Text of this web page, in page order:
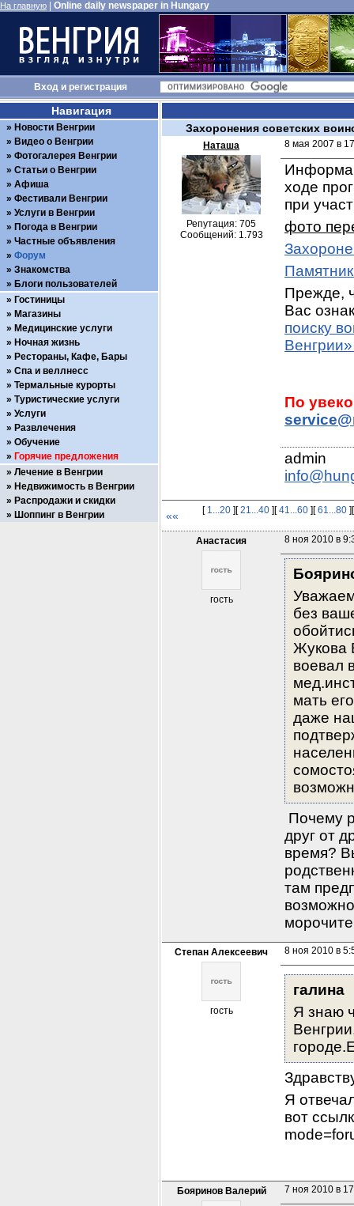
На главную Online daily newspaper in Hungary
Входи регистрация
Захоронения советских
Наташа
Репутация: 705
Сообщений: 1.793
8 мая 2007 в
ходе
при
фото
Прежде,
Вас
поиску
«« [ 1...20][21...40][41...60][61...80
Анастасия
гость
8 ноя 2010 в
без
Жукова
воевал
мать
даже
Почему
друг от
время?
там
Степан Алексеевич
гость
8 ноя 2010 в
галина
Я знаю
Я
вот
Бояринов Валерий 7 ноя 2010 в
Навигация
Новости Венгрии
Видео о Венгрии
Фотогалерея Венгрии
Статьи о Венгрии
Афиша
Фестивали Венгрии
Услуги в Венгрии
Погода в Венгрии
Частные объявления
Форум
Знакомства
Блоги пользователей
Гостиницы
Магазины
Медицинские услуги
Ночная жизнь
Рестораны, Кафе, Бары
Спа и веллнесс
Термальные курорты
Туристические услуги
Услуги
Развлечения
Обучение
Горячие предложения
Лечение в Венгрии
Недвижимость в Венгрии
Распродажи и скидки
Шоппинг в Венгрии